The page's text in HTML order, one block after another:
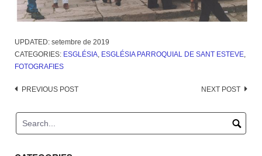
UPDATED: setembre de 2019
CATEGORIES: ESGLÉSIA, ESGLÉSIA PARROQUIAL DE SANT ESTEVE,
FOTOGRAFIES
Post
PREVIOUS POST NEXT POST